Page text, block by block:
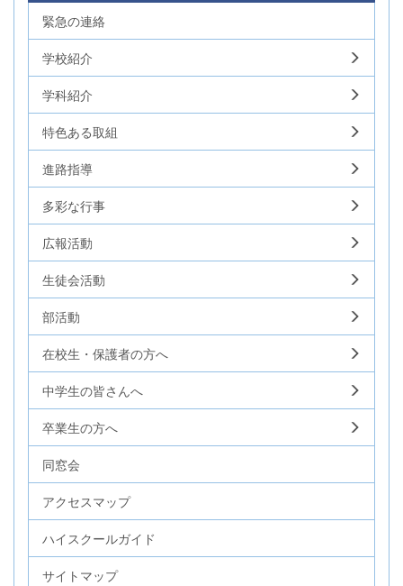
緊急の連絡
学校紹介
学科紹介
特色ある取組
進路指導
多彩な行事
広報活動
生徒会活動
部活動
在校生・保護者の方へ
中学生の皆さんへ
卒業生の方へ
同窓会
アクセスマップ
ハイスクールガイド
サイトマップ